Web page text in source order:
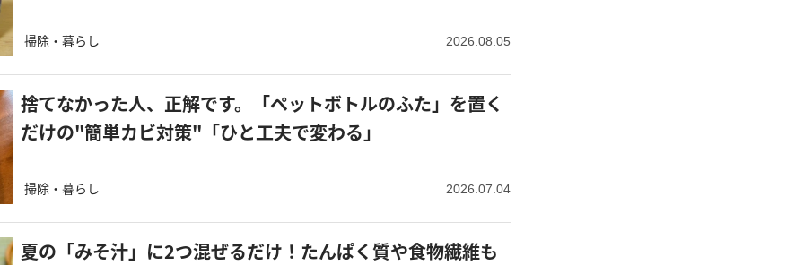
掃除・暮らし 2026.08.05
捨てなかった人、正解です。「ペットボトルのふた」を置く
だけの"簡単カビ対策"「ひと工夫で変わる」
掃除・暮らし 2026.07.04
夏の「みそ汁」に2つ混ぜるだけ！たんぱく質や食物繊維も